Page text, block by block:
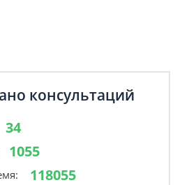
консультаций
34
1055
118055